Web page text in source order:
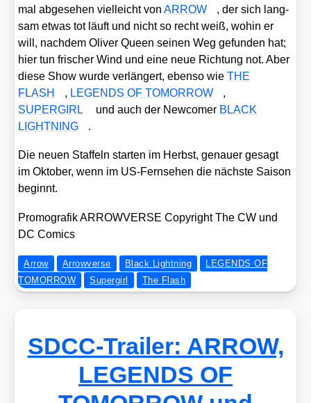
mal abge­se­hen viel­leicht vonARROW
, der sich lang­
sam etwas tot läuft und nicht so recht weiß, wohin er
will, nach­dem Oli­ver Queen sei­nen Weg gefun­den hat;
hier tun fri­scher Wind und eine neue Rich­tung not. Aber
die­se Show wur­de ver­län­gert, eben­so wieTHE
FLASH
, LEGENDS OF TOMORROW
,
SUPERGIRL
und auch der New­co­mer BLACK
LIGHTNING
.
Die neu­en Staf­feln star­ten im Herbst, genau­er gesagt
im Okto­ber, wenn im US-Fern­se­hen die nächs­te Sai­son
beginnt.
Pro­mo­gra­fik ARROWVERSE Copy­right The CW und
DC Comics
Arrow Arrowverse Black Lightning
LEGENDS OF
TOMORROW
Supergirl The Flash
SDCC-Trailer: ARROW,
LEGENDS OF